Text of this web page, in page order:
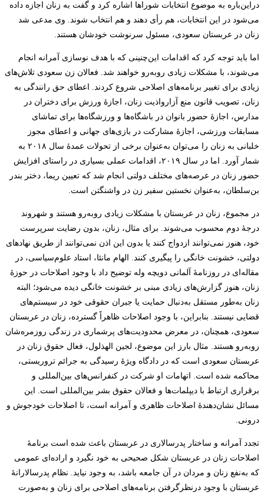
دراین‌باره به موضوع انتخابات شوراها اشاره کرد و گفت به زنان اجازه داده
می‌شود در این انتخابات، هم رأی دهند و هم انتخاب شوند. وی مدعی شد
زنان در عربستان سعودی، مسئول سرنوشت خودشان هستند.
اما باید توجه کرد که اقدامات این‌چنینی که با هدف نوسازی آمرانه انجام
می‌شوند، با مشکلات زیادی روبه‌رو خواهند شد. فعالان زن سعودی تلاش‌های
زیادی برای تغییر برنامه‌های اصلاحی شروع کردند. اعطای حق رانندگی به
زنان، تصویب قانون منع آزارواذیت زنان، اجازۀ ورزش برای دختران در
مدارس، اجازۀ حضور بانوان در باشگاه‌ها و ورزشگاه‌ها برای تماشای
مسابقات ورزشی، اجازۀ مشارکت در بازی‌های جهانی و اعطای مجوز
خلبانی به زنان را می‌توان به‌عنوان برخی از تحولات عمدۀ سال ۲۰۱۸ به
شمار آورد. اما در سال ۲۰۱۹، اقدامات عملی بسیاری در راستای افزایش
حضور زنان در عرصه‌های مختلف دولتی انجام شد که تعیین ریما، دختر بندر
بن‌سلطان، به‌عنوان نخستین سفیر زن در واشنگتن است.
در مجموع، زنان در عربستان با مشکلات زیادی رو‌به‌رو هستند و شهروند
درجۀ دوم محسوب می‌شوند. برای مثال، زنان، بدون رضایت سرپرست
خود، هنوز نمی‌توانند ازدواج کنند یا بدون این اذن نمی‌توانند از طریق نهادهای
دولتی، خشونت خانگی را پیگیری کنند. الهام مانئا، استاد علوم‌سیاسی، در
مقاله‌ای در روزنامۀ آلمانی دویچه وله توضیح داد با وجود اصلاحات در حوزۀ
زنان، هنوز گزارش‌های زیادی مبنی بر خشونت خانگی دیده می‌شود؛ البته
زنان به‌طور مستقل به‌دنبال حمایت یا جبران حقوقی خود در سیستم‌های
قضایی نیستند. بنابراین، با وجود اصلاحات ظاهراً گسترده، زنان در عربستان
سعودی، همچنان، در معرض محدودیت‌های پرشماری در زندگی روزمره‌شان
روبه‌رو هستند. مثال بارز این موضوع، لجین الهذلول، فعال حقوق زنان در
عربستان سعودی است که در دادگاه ویژۀ رسیدگی به جرائم تروریستی،
محاکمه شده است. اتهامات او شرکت در کنفرانس‌های بین‌المللی و
برقراری ارتباط با دیپلمات‌ها و فعالان حقوق بشر بین‌المللی است. این
مسائل نشان‌دهندۀ اصلاحات ظاهری و آمرانه است، تا اصلاحات خودجوش و
درونی.
تجدد آمرانه و ساختار پدرسالاری در عربستان باعث شده است برنامۀ
اصلاحات زنان در عربستان شکل صحیحی به خود نگیرد و اراده‌ای عمومی
که به‌نفع زنان و مردان در آن جامعه باشد، به وجود نیاید. نظام پدرسالارانۀ
عربستان با وجود درنظرگرفتن برنامه‌های اصلاحی برای زنان و به‌صورت